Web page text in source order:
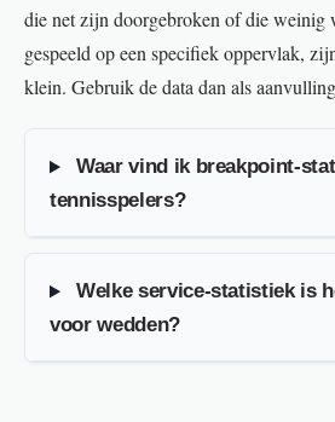
die net zijn doorgebroken of die weinig
gespeeld op een specifiek oppervlak,
klein. Gebruik de data dan als
Waar vind ik breakpoint-
tennisspelers?
Welke service-statistiek is
voor wedden?